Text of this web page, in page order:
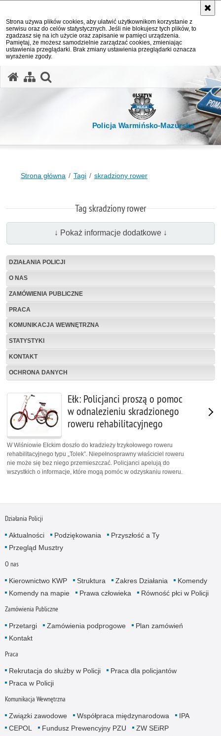
Strona używa plików cookies, aby ułatwić użytkownikom korzystanie z
serwisu oraz do celów statystycznych. Jeśli nie blokujesz tych plików, to
zgadzasz się na ich użycie oraz zapisanie w pamięci urządzenia.
Pamiętaj, że możesz samodzielnie zarządzać cookies, zmieniając
ustawienia przeglądarki. Brak zmiany ustawienia przeglądarki oznacza
wyrażenie zgody.
Policja Warmińsko-Mazurska
Strona główna Tagi skradziony rower
Tag skradziony rower
↓ Pokaż informacje dodatkowe ↓
DZIAŁANIA POLICJI
O NAS
ZAMÓWIENIA PUBLICZNE
PRACA
KOMUNIKACJA WEWNĘTRZNA
STATYSTYKI
KONTAKT
OCHRONA DANYCH
Ełk: Policjanci proszą o pomoc
w odnalezieniu skradzionego
roweru rehabilitacyjnego
W Wiśniowie Ełckim doszło do kradzieży trzykołowego roweru
rehabilitacyjnego typu „Tolek”. Niepełnosprawny właściciel roweru
nie może się bez niego przemieszczać. Policjanci apelują do
wszystkich o informacje, które mogą pomóc w odzyskaniu roweru.
Działania Policji
Aktualności Podziękowania
Przyszłość a Ty
Przegląd Musztry
O nas
Kierownictwo KWP Struktura Zakres Działania
Komendy
Komendy na mapie
Prawa człowieka Równość płci w Policji
Zamówienia Publiczne
Przetargi Zamówienia podprogowe
Plan zamówień
Kontakt
Praca
Rekrutacja do służby w Policji
Praca dla policjantów
Praca w Policji
Komunikacja Wewnętrzna
Związki zawodowe Współpraca międzynarodowa
IPA
CEPOL
Fundusz Prewencyjny PZU
ZW SEiRP